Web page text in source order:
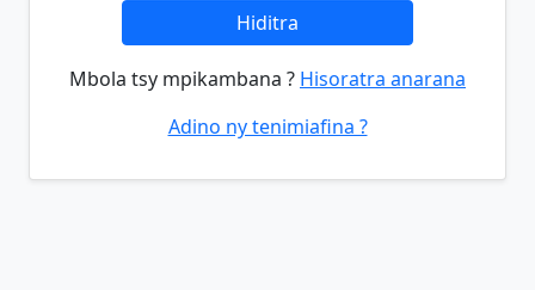
Hiditra
Mbola tsy mpikambana ? Hisoratra anarana
Adino ny tenimiafina ?